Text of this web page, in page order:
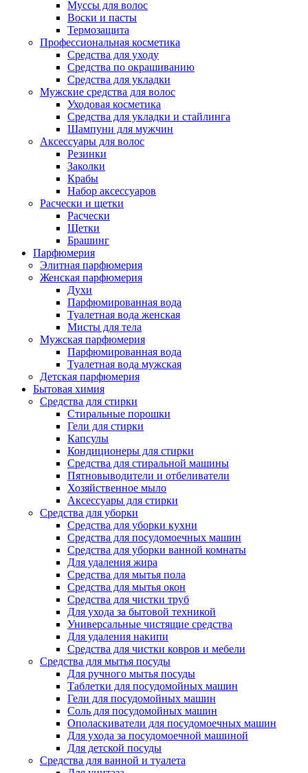
Муссы для волос
Воски и пасты
Термозащита
Профессиональная косметика
Средства для уходу
Средства по окрашиванию
Средства для укладки
Мужские средства для волос
Уходовая косметика
Средства для укладки и стайлинга
Шампуни для мужчин
Аксессуары для волос
Резинки
Заколки
Крабы
Набор аксессуаров
Расчески и щетки
Расчески
Щетки
Брашинг
Парфюмерия
Элитная парфюмерия
Женская парфюмерия
Духи
Парфюмированная вода
Туалетная вода женская
Мисты для тела
Мужская парфюмерия
Парфюмированная вода
Туалетная вода мужская
Детская парфюмерия
Бытовая химия
Средства для стирки
Стиральные порошки
Гели для стирки
Капсулы
Кондиционеры для стирки
Средства для стиральной машины
Пятновыводители и отбеливатели
Хозяйственное мыло
Аксессуары для стирки
Средства для уборки
Средства для уборки кухни
Средства для посудомоечных машин
Средства для уборки ванной комнаты
Для удаления жира
Средства для мытья пола
Средства для мытья окон
Средства для чистки труб
Для ухода за бытовой техникой
Универсальные чистящие средства
Для удаления накипи
Средства для чистки ковров и мебели
Средства для мытья посуды
Для ручного мытья посуды
Таблетки для посудомойных машин
Гели для посудомойных машин
Соль для посудомойных машин
Ополаскиватели для посудомоечных машин
Для ухода за посудомоечной машиной
Для детской посуды
Средства для ванной и туалета